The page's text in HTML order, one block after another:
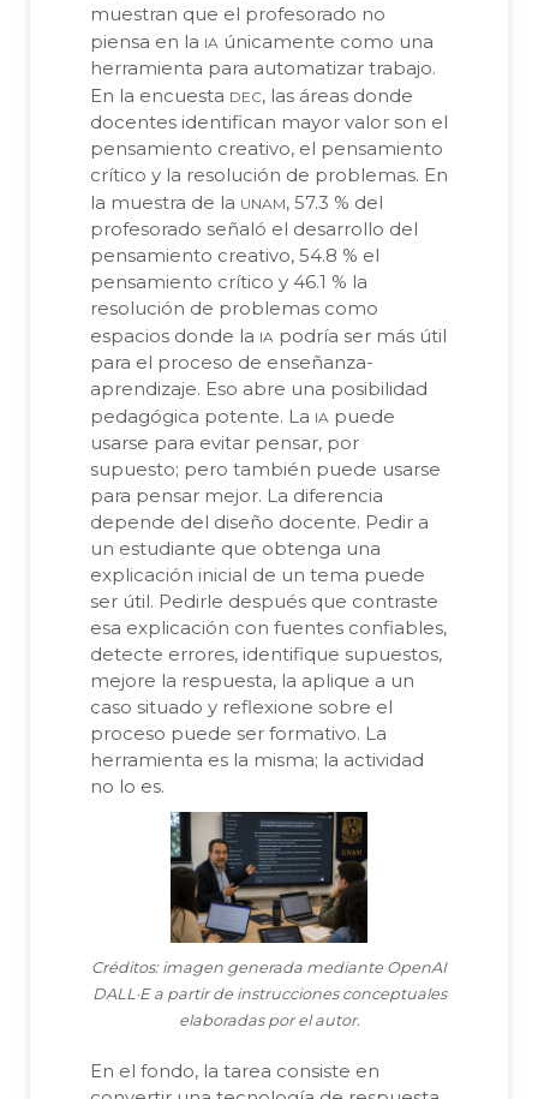
muestran que el profesorado no
piensa en la ia únicamente como una
herramienta para automatizar trabajo.
En la encuesta dec, las áreas donde
docentes identifican mayor valor son el
pensamiento creativo, el pensamiento
crítico y la resolución de problemas. En
la muestra de la unam, 57.3 % del
profesorado señaló el desarrollo del
pensamiento creativo, 54.8 % el
pensamiento crítico y 46.1 % la
resolución de problemas como
espacios donde la ia podría ser más útil
para el proceso de enseñanza-
aprendizaje. Eso abre una posibilidad
pedagógica potente. La ia puede
usarse para evitar pensar, por
supuesto; pero también puede usarse
para pensar mejor. La diferencia
depende del diseño docente. Pedir a
un estudiante que obtenga una
explicación inicial de un tema puede
ser útil. Pedirle después que contraste
esa explicación con fuentes confiables,
detecte errores, identifique supuestos,
mejore la respuesta, la aplique a un
caso situado y reflexione sobre el
proceso puede ser formativo. La
herramienta es la misma; la actividad
no lo es.
Créditos: imagen generada mediante OpenAI
DALL·E a partir de instrucciones conceptuales
elaboradas por el autor.
En el fondo, la tarea consiste en